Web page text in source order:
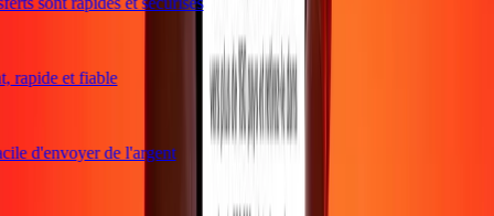
et fiable
d'envoyer de l'argent